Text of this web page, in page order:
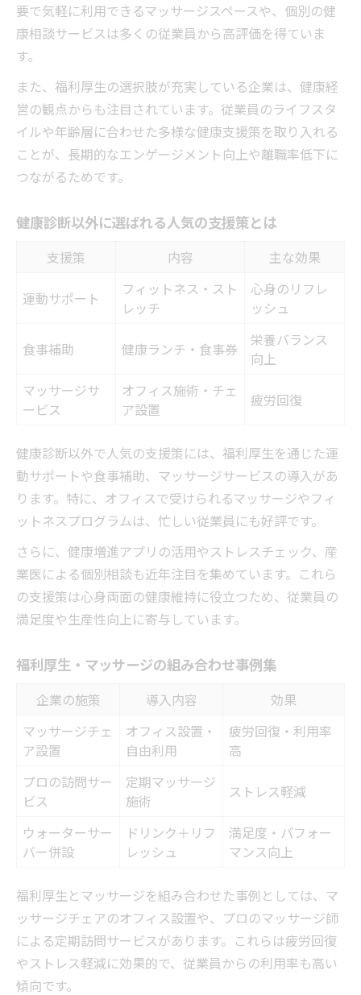
要で気軽に利用できるマッサージスペースや、個別の健
康相談サービスは多くの従業員から高評価を得ていま
す。
また、福利厚生の選択肢が充実している企業は、健康経
営の観点からも注目されています。従業員のライフスタ
イルや年齢層に合わせた多様な健康支援策を取り入れる
ことが、長期的なエンゲージメント向上や離職率低下に
つながるためです。
健康診断以外に選ばれる人気の支援策とは
支援策 内容 主な効果
運動サポート
フィットネス・スト
レッチ
心身のリフレ
ッシュ
食事補助 健康ランチ・食事券
栄養バランス
向上
マッサージサ
ービス
オフィス施術・チェ
ア設置
疲労回復
健康診断以外で人気の支援策には、福利厚生を通じた運
動サポートや食事補助、マッサージサービスの導入があ
ります。特に、オフィスで受けられるマッサージやフィ
ットネスプログラムは、忙しい従業員にも好評です。
さらに、健康増進アプリの活用やストレスチェック、産
業医による個別相談も近年注目を集めています。これら
の支援策は心身両面の健康維持に役立つため、従業員の
満足度や生産性向上に寄与しています。
福利厚生・マッサージの組み合わせ事例集
企業の施策 導入内容
効果
マッサージチェ
ア設置
オフィス設置・
自由利用
疲労回復・利用率
高
プロの訪問サー
ビス
定期マッサージ
施術
ストレス軽減
ウォーターサー
バー併設
ドリンク＋リフ
レッシュ
満足度・パフォー
マンス向上
福利厚生とマッサージを組み合わせた事例としては、マ
ッサージチェアのオフィス設置や、プロのマッサージ師
による定期訪問サービスがあります。これらは疲労回復
やストレス軽減に効果的で、従業員からの利用率も高い
傾向です。